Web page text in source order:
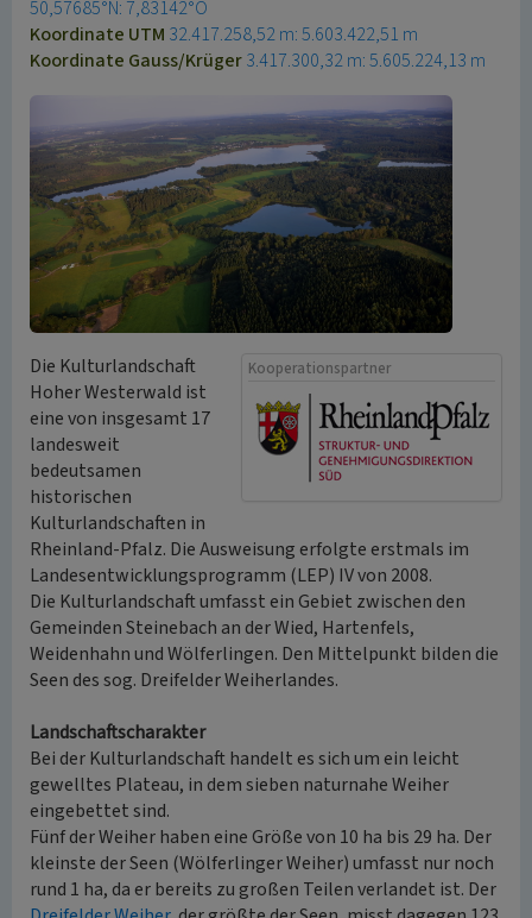
50,57685°N: 7,83142°O
Koordinate UTM 32.417.258,52 m: 5.603.422,51 m
Koordinate Gauss/Krüger3.417.300,32 m: 5.605.224,13 m
Kooperationspartner
Die Kulturlandschaft
Hoher Westerwald ist
eine von insgesamt 17
landesweit
bedeutsamen
historischen
Kulturlandschaften in
Rheinland-Pfalz. Die Ausweisung erfolgte erstmals im
Landesentwicklungsprogramm (LEP) IV von 2008.
Die Kulturlandschaft umfasst ein Gebiet zwischen den
Gemeinden Steinebach an der Wied, Hartenfels,
Weidenhahn und Wölferlingen. Den Mittelpunkt bilden die
Seen des sog. Dreifelder Weiherlandes.
Landschaftscharakter
Bei der Kulturlandschaft handelt es sich um ein leicht
gewelltes Plateau, in dem sieben naturnahe Weiher
eingebettet sind.
Fünf der Weiher haben eine Größe von 10 ha bis 29 ha. Der
kleinste der Seen (Wölferlinger Weiher) umfasst nur noch
rund 1 ha, da er bereits zu großen Teilen verlandet ist. Der